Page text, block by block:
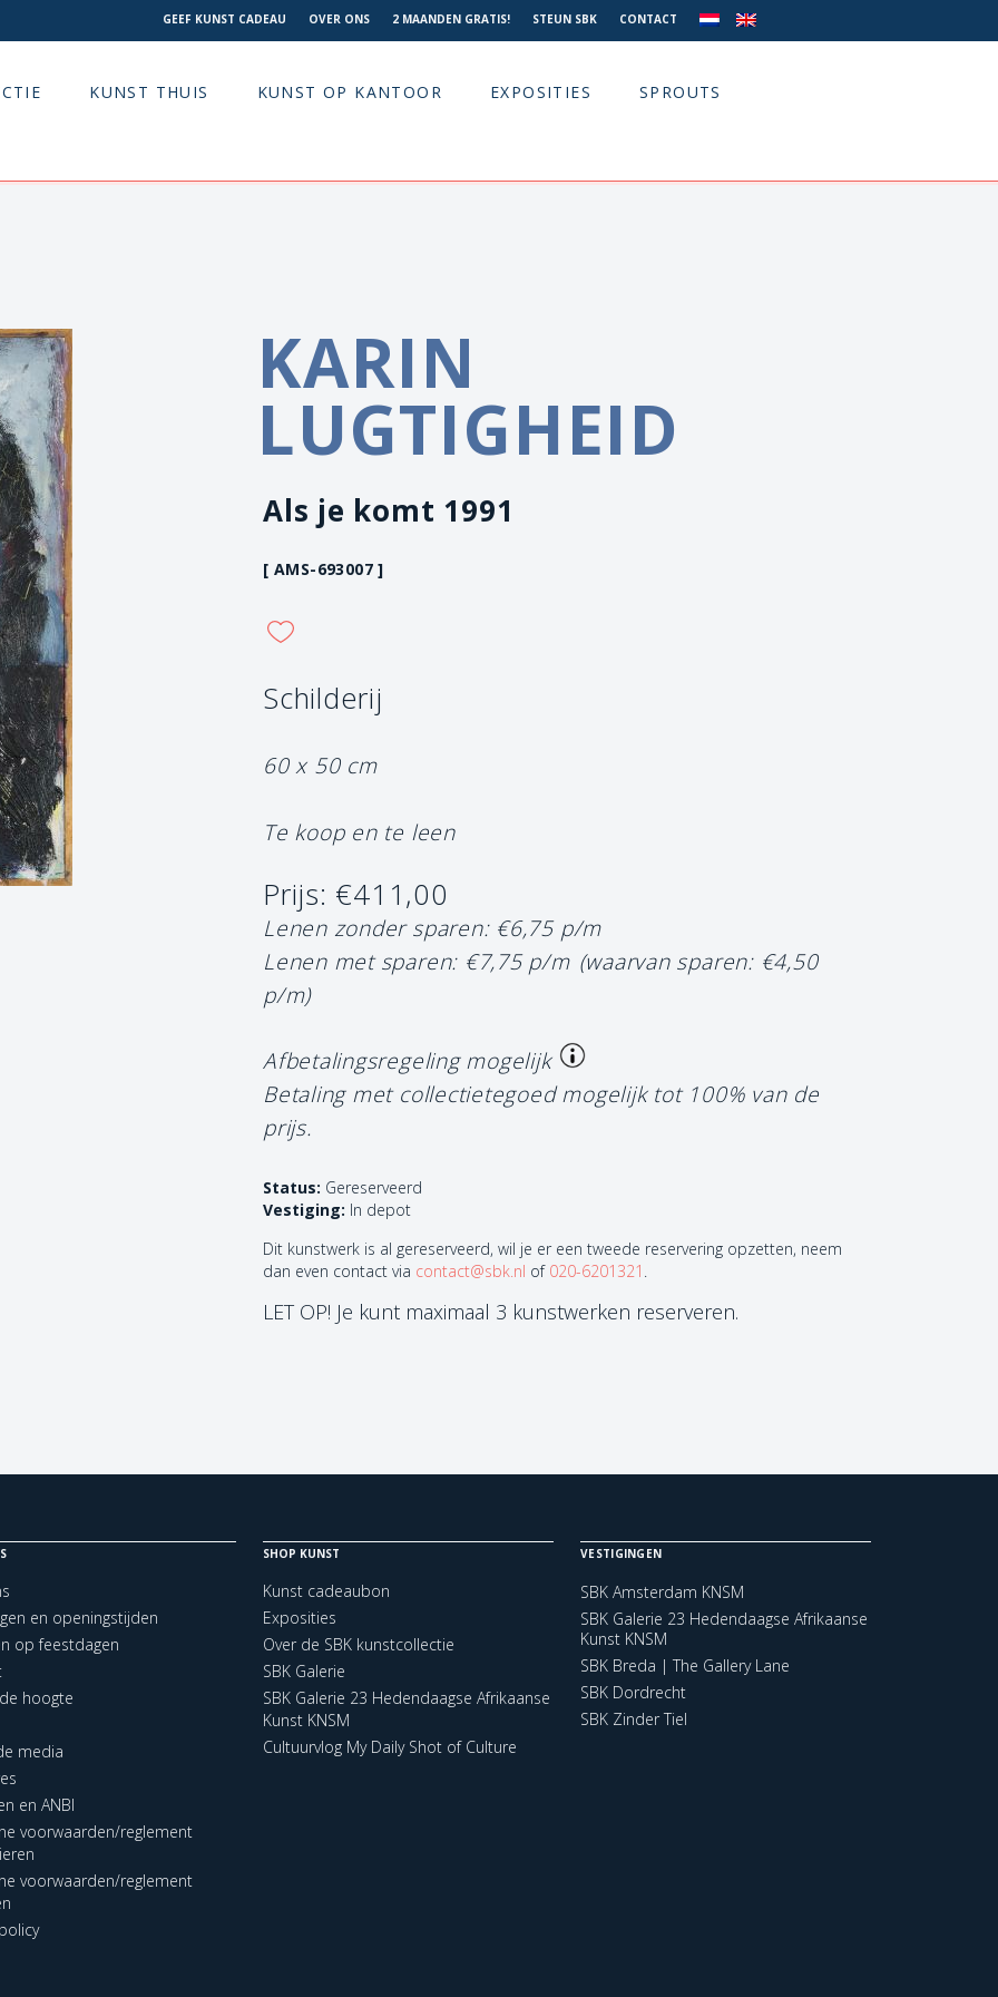
GEEF KUNST CADEAU OVER ONS 2 MAANDEN GRATIS! STEUN SBK CONTACT
KUNST THUIS KUNST OP KANTOOR EXPOSITIES SPROUTS
KARIN
LUGTIGHEID
Als je komt 1991
[ AMS-693007 ]
Schilderij
60 x 50 cm
Te koop en te leen
Prijs: €411,00
Lenen zonder sparen: €6,75 p/m
Lenen met sparen: €7,75 p/m (waarvan sparen: €4,50
p/m)
Afbetalingsregeling mogelijk
Betaling met collectietegoed mogelijk tot 100% van de
prijs.
Status: Gereserveerd
Vestiging: In depot
Dit kunstwerk is al gereserveerd, wil je er een tweede reservering opzetten, neem
dan even contact via contact@sbk.nl of 020-6201321 .
LET OP! Je kunt maximaal 3 kunstwerken reserveren.
en openingstijden
op feestdagen
hoogte
media
en ANBI
voorwaarden/reglement
voorwaarden/reglement
SHOP KUNST
Kunst cadeaubon
Exposities
Over de SBK kunstcollectie
SBK Galerie
SBK Galerie 23 Hedendaagse Afrikaanse
Kunst KNSM
Cultuurvlog My Daily Shot of Culture
VESTIGINGEN
SBK Amsterdam KNSM
SBK Galerie 23 Hedendaagse Afrikaanse
Kunst KNSM
SBK Breda | The Gallery Lane
SBK Dordrecht
SBK Zinder Tiel